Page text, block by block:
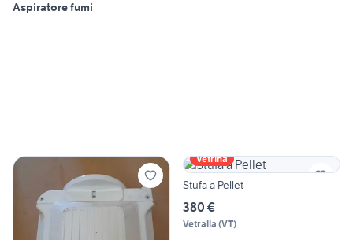
Aspiratore fumi
Vetrina
Stufa a Pellet
380 €
Vetralla (VT)